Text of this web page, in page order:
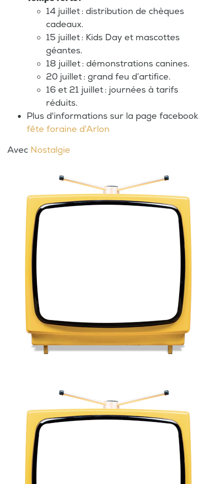
14 juillet : distribution de chèques
cadeaux.
15 juillet : Kids Day et mascottes
géantes.
18 juillet : démonstrations canines.
20 juillet : grand feu d’artifice.
16 et 21 juillet : journées à tarifs
réduits.
Plus d'informations sur la page facebook
fête foraine d'Arlon
Avec Nostalgie